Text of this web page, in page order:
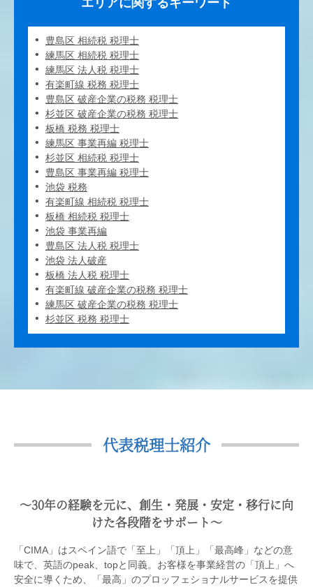
エリアに関するキーワード
豊島区 相続税 税理士
練馬区 相続税 税理士
練馬区 法人税 税理士
有楽町線 税務 税理士
豊島区 破産企業の税務 税理士
杉並区 破産企業の税務 税理士
板橋 税務 税理士
練馬区 事業再編 税理士
杉並区 相続税 税理士
豊島区 事業再編 税理士
池袋 税務
有楽町線 相続税 税理士
板橋 相続税 税理士
池袋 事業再編
豊島区 法人税 税理士
池袋 法人破産
板橋 法人税 税理士
有楽町線 破産企業の税務 税理士
練馬区 破産企業の税務 税理士
杉並区 税務 税理士
代表税理士紹介
〜30年の経験を元に、創生・発展・安定・移行に向
けた各段階をサポート〜
「CIMA」はスペイン語で「至上」「頂上」「最高峰」などの意
味で、英語のpeak、topと同義。お客様を事業経営の「頂上」へ
安全に導くため、「最高」のプロッフェショナルサービスを提供